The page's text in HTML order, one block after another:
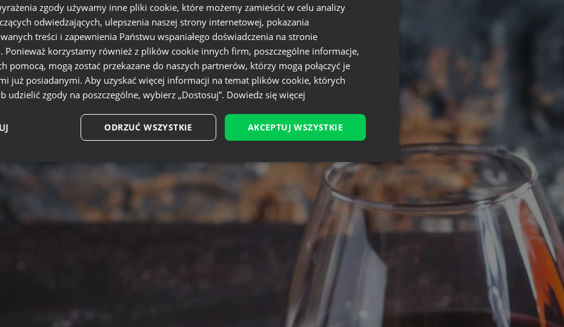
zgody używamy inne pliki cookie, które możemy zamieścić w celu analizy
odwiedzających, ulepszenia naszej strony internetowej, pokazania
treści i zapewnienia Państwu wspaniałego doświadczenia na stronie
Ponieważ korzystamy również z plików cookie innych firm, poszczególne informacje,
pomocą, mogą zostać przekazane do naszych partnerów, którzy mogą połączyć je
już posiadanymi. Aby uzyskać więcej informacji na temat plików cookie, których
udzielić zgody na poszczególne, wybierz „Dostosuj”. Dowiedz się więcej
AKCEPTUJ WSZYSTKIE
ODRZUĆ WSZYSTKIE